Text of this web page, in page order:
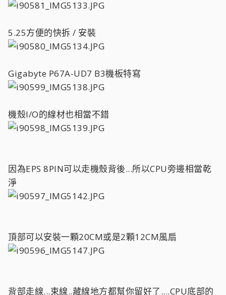
5.25方便的快拆 / 安裝
Gigabyte P67A-UD7 B3機板特寫
機殼I/O的線材也相當不錯
因為EPS 8PIN可以走機殼背後...所以CPU旁邊相當乾
淨
頂部可以安裝一顆20CM或是2顆12CM風扇
背部走線...束線..藏線地方都幫你留好了....CPU底部的